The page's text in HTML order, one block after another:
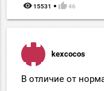
remove_red_eye 15531 thumb_up 46
kexcocos
В отличие от